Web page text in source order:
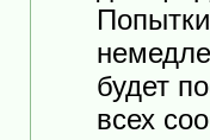
будет
всех